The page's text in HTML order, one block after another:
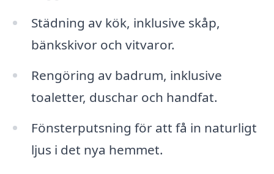
Städning av kök, inklusive skåp,
bänkskivor och vitvaror.
Rengöring av badrum, inklusive
toaletter, duschar och handfat.
Fönsterputsning för att få in naturligt
ljus i det nya hemmet.